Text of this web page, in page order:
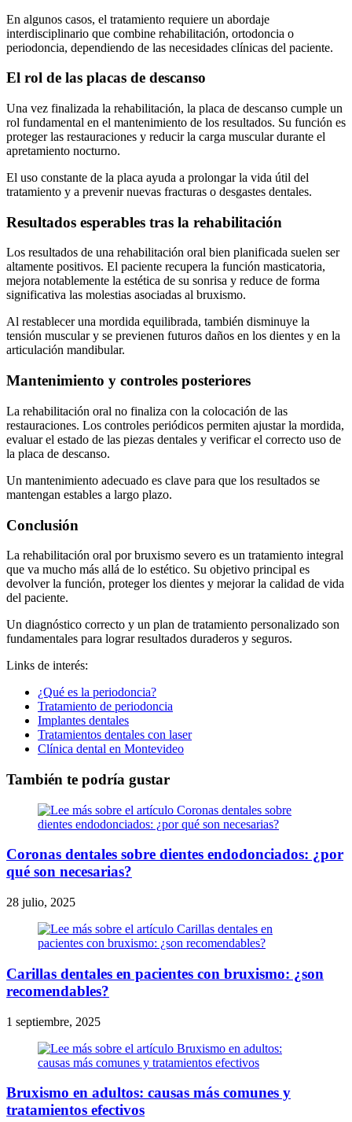
En algunos casos, el tratamiento requiere un abordaje
interdisciplinario que combine rehabilitación, ortodoncia o
periodoncia, dependiendo de las necesidades clínicas del paciente.
El rol de las placas de descanso
Una vez finalizada la rehabilitación, la placa de descanso cumple un
rol fundamental en el mantenimiento de los resultados. Su función es
proteger las restauraciones y reducir la carga muscular durante el
apretamiento nocturno.
El uso constante de la placa ayuda a prolongar la vida útil del
tratamiento y a prevenir nuevas fracturas o desgastes dentales.
Resultados esperables tras la rehabilitación
Los resultados de una rehabilitación oral bien planificada suelen ser
altamente positivos. El paciente recupera la función masticatoria,
mejora notablemente la estética de su sonrisa y reduce de forma
significativa las molestias asociadas al bruxismo.
Al restablecer una mordida equilibrada, también disminuye la
tensión muscular y se previenen futuros daños en los dientes y en la
articulación mandibular.
Mantenimiento y controles posteriores
La rehabilitación oral no finaliza con la colocación de las
restauraciones. Los controles periódicos permiten ajustar la mordida,
evaluar el estado de las piezas dentales y verificar el correcto uso de
la placa de descanso.
Un mantenimiento adecuado es clave para que los resultados se
mantengan estables a largo plazo.
Conclusión
La rehabilitación oral por bruxismo severo es un tratamiento integral
que va mucho más allá de lo estético. Su objetivo principal es
devolver la función, proteger los dientes y mejorar la calidad de vida
del paciente.
Un diagnóstico correcto y un plan de tratamiento personalizado son
fundamentales para lograr resultados duraderos y seguros.
Links de interés:
¿Qué es la periodoncia?
Tratamiento de periodoncia
Implantes dentales
Tratamientos dentales con laser
Clínica dental en Montevideo
También te podría gustar
Coronas dentales sobre dientes endodonciados: ¿por
qué son necesarias?
28 julio, 2025
Carillas dentales en pacientes con bruxismo: ¿son
recomendables?
1 septiembre, 2025
Bruxismo en adultos: causas más comunes y
tratamientos efectivos